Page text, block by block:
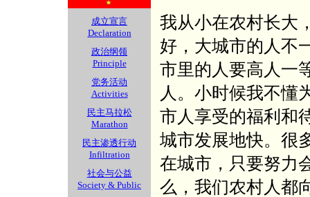
成立宣言
Declaration
政治纲领
Principle
党务活动
Activities
民主马拉松
Marathon
民主渗透行动
Infiltration
社会与公益
Society & Public
我从小在农村长大
好，大城市的人不
市里的人要高人一
人。小时候我不懂
市人享受的福利和
城市发展地快。很
在城市，只要努力
么，我们农村人都